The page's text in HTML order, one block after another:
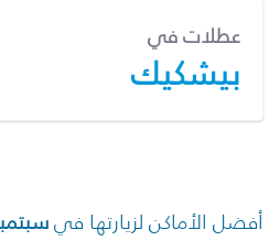
عطلات في
بيشكيك
أفضل الأماكن لزيارتها في